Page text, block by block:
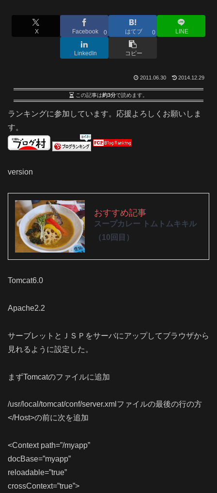
X Facebook 0 はてブ 0 LINE
LinkedIn コピー
2011.06.30 2014.12.29
この記事は約3分で読めます。
ランキングに参加しています。応援よろしくお願いしま
す。
version
おすすめ記事
スープカレー トムトムキキル
（10回目）
Tomcat6.0
Apache2.2
サーブレットとＪＳＰをサーバにアップしてブラウザから
見れるように設定した。
まずTomcatのファイルに追加
/usr/local/tomcat/conf/server.xmlファイルの最後の行の方
</Host>の前に次を追加
<Context path=”/myapp”
docBase=”myapp”
reloadable=”true”
crossContext=”true”>